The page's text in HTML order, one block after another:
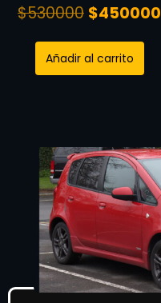
$530000 $450000
Añadir al carrito